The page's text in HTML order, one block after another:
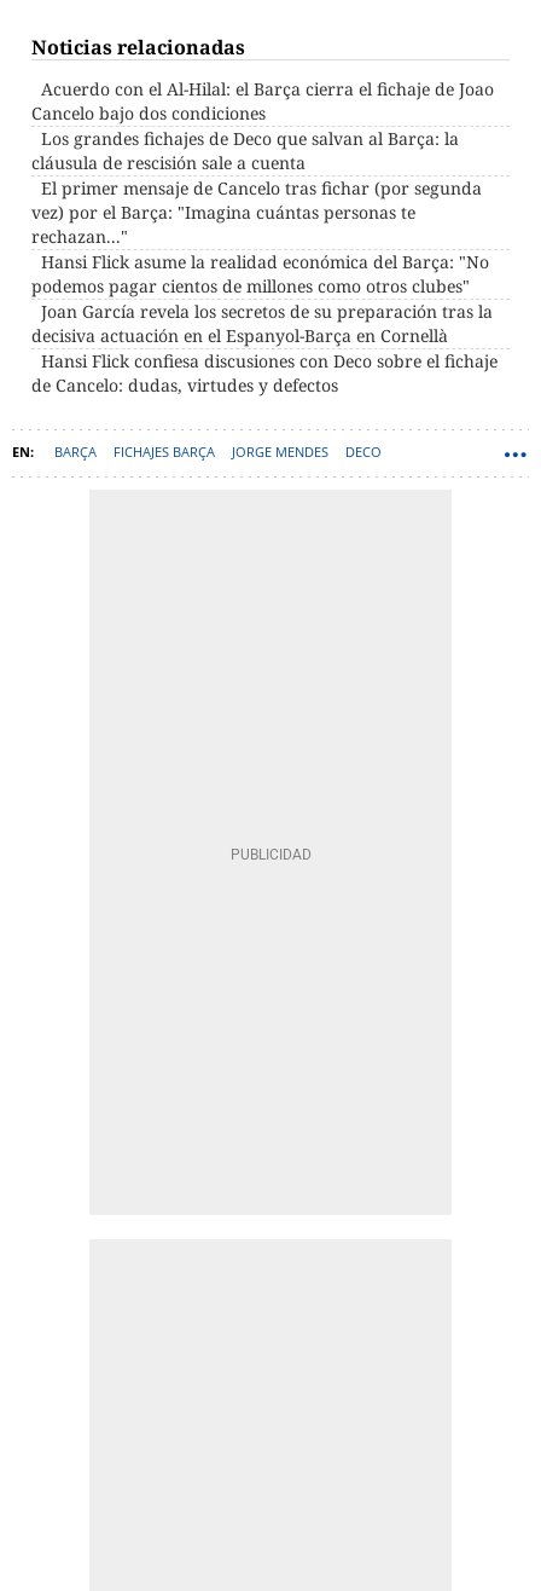
Noticias relacionadas
Acuerdo con el Al-Hilal: el Barça cierra el fichaje de Joao
Cancelo bajo dos condiciones
Los grandes fichajes de Deco que salvan al Barça: la
cláusula de rescisión sale a cuenta
El primer mensaje de Cancelo tras fichar (por segunda
vez) por el Barça: "Imagina cuántas personas te
rechazan..."
Hansi Flick asume la realidad económica del Barça: "No
podemos pagar cientos de millones como otros clubes"
Joan García revela los secretos de su preparación tras la
decisiva actuación en el Espanyol-Barça en Cornellà
Hansi Flick confiesa discusiones con Deco sobre el fichaje
de Cancelo: dudas, virtudes y defectos
BARÇA FICHAJES BARÇA JORGE MENDES DECO